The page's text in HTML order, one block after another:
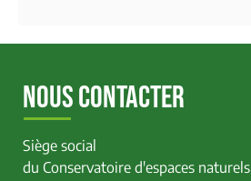
NOUS CONTACTER
Siège social
du Conservatoire d'espaces naturels